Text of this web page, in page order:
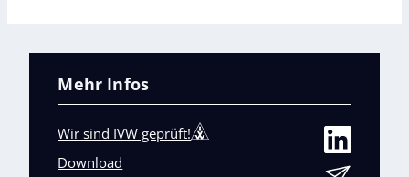
Mehr Infos
Wir sind IVW geprüft!
Download